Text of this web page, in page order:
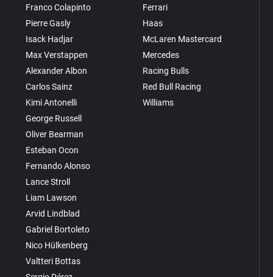
Franco Colapinto
Pierre Gasly
Isack Hadjar
Max Verstappen
Alexander Albon
Carlos Sainz
Kimi Antonelli
George Russell
Oliver Bearman
Esteban Ocon
Fernando Alonso
Lance Stroll
Liam Lawson
Arvid Lindblad
Gabriel Bortoleto
Nico Hülkenberg
Valtteri Bottas
Ferrari
Haas
McLaren Mastercard
Mercedes
Racing Bulls
Red Bull Racing
Williams